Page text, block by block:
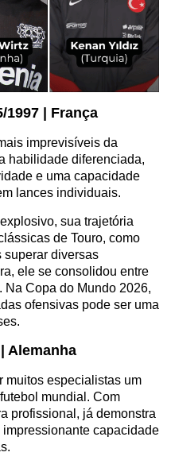
1997 | França
imprevisíveis da
habilidade diferenciada,
e uma capacidade
lances individuais.
sua trajetória
de Touro, como
superar diversas
ele se consolidou entre
Copa do Mundo 2026,
ofensivas pode ser uma
Alemanha
muitos especialistas um
mundial. Com
profissional, já demonstra
capacidade